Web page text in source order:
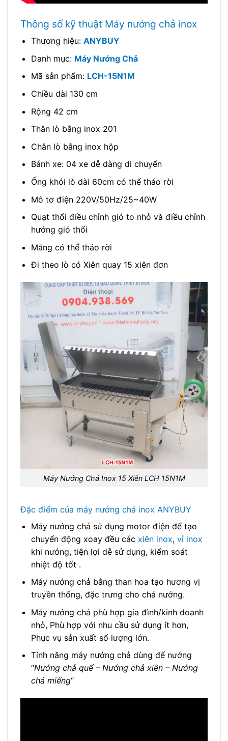
Thông số kỹ thuật Máy nướng chả inox
Thương hiệu: ANYBUY
Danh mục: Máy Nướng Chả
Mã sản phẩm: LCH-15N1M
Chiều dài 130 cm
Rộng 42 cm
Thân lò bằng inox 201
Chân lò bằng inox hộp
Bánh xe: 04 xe dễ dàng di chuyển
Ống khói lò dài 60cm có thể tháo rời
Mô tơ điện 220V/50Hz/25~40W
Quạt thổi điều chỉnh gió to nhỏ và điều chỉnh
hướng gió thổi
Máng có thể tháo rời
Đi theo lò có Xiên quay 15 xiên đơn
Máy Nướng Chả Inox 15 Xiên LCH 15N1M
Đặc điểm của máy nướng chả inox ANYBUY
Máy nướng chả sử dụng motor điện để tạo
chuyển động xoay đều các xiên inox, vỉ inox
khi nướng, tiện lợi dễ sử dụng, kiểm soát
nhiệt độ tốt .
Máy nướng chả bằng than hoa tạo hương vị
truyền thống, đặc trưng cho chả nướng.
Máy nướng chả phù hợp gia đình/kinh doanh
nhỏ, Phù hợp với nhu cầu sử dụng ít hơn,
Phục vụ sản xuất số lượng lớn.
Tính năng máy nướng chả dùng để nướng
“Nướng chả quế – Nướng chả xiên – Nướng
chả miếng“